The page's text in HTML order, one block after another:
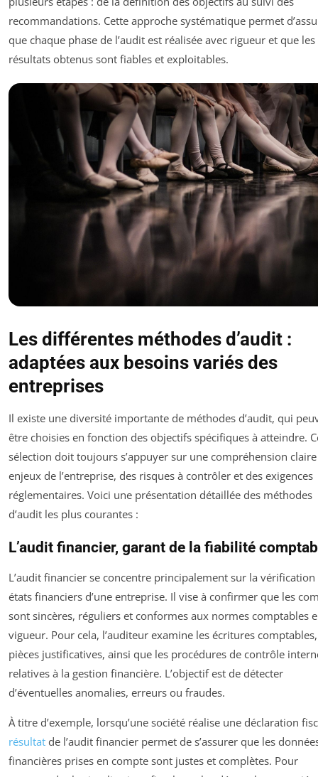
recommandations. Cette approche systématique permet
que chaque phase de l’audit est réalisée avec rigueur et que les
résultats obtenus sont fiables et exploitables.
Les différentes méthodes d’audit :
adaptées aux besoins variés des
entreprises
Il existe une diversité importante de méthodes d’audit, qui
être choisies en fonction des objectifs spécifiques à atteindre.
sélection doit toujours s’appuyer sur une compréhension
enjeux de l’entreprise, des risques à contrôler et des exigences
réglementaires. Voici une présentation détaillée des méthodes
d’audit les plus courantes :
L’audit financier, garant de la fiabilité
L’audit financier se concentre principalement sur la vérification
états financiers d’une entreprise. Il vise à confirmer que les
sont sincères, réguliers et conformes aux normes comptables
vigueur. Pour cela, l’auditeur examine les écritures
pièces justificatives, ainsi que les procédures de contrôle
relatives à la gestion financière. L’objectif est de détecter
d’éventuelles anomalies, erreurs ou fraudes.
À titre d’exemple, lorsqu’une société réalise une déclaration
résultat de l’audit financier permet de s’assurer que les
financières prises en compte sont justes et complètes. Pour